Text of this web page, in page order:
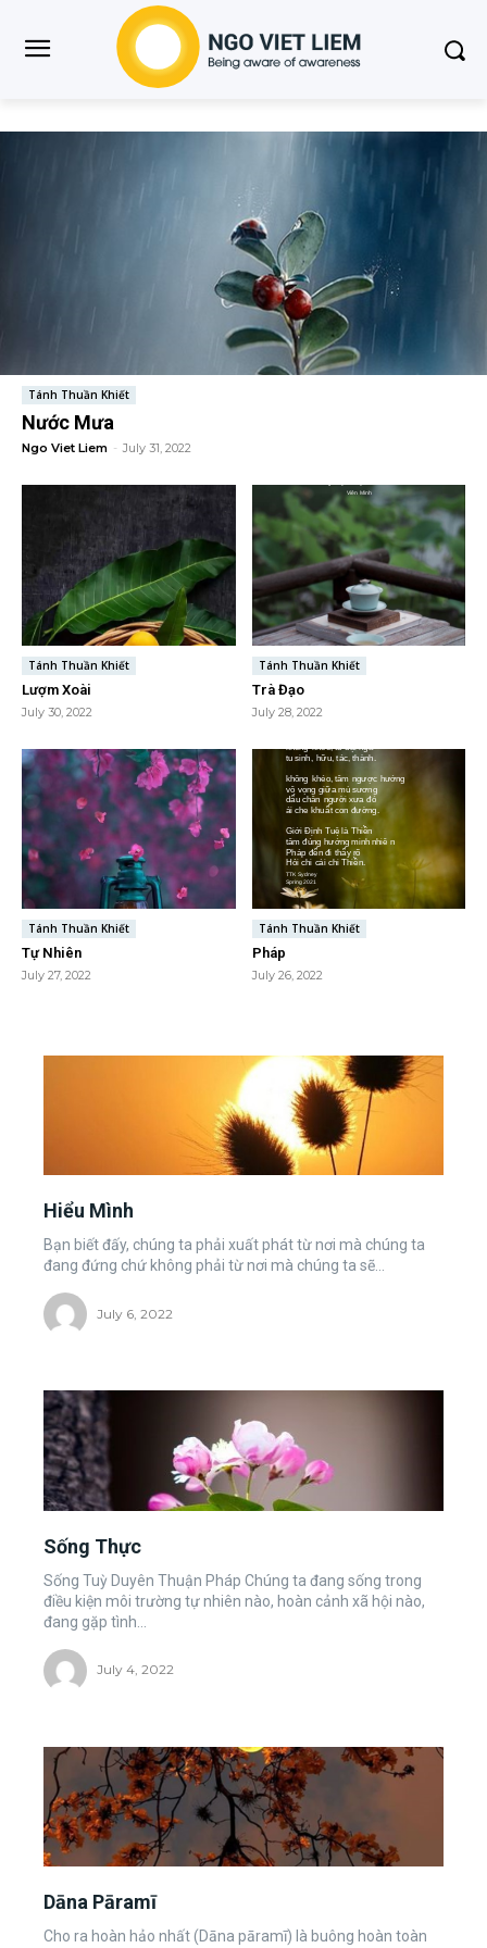
Tánh Thuần Khiết
Nước Mưa
Ngo Viet Liem - July 31, 2022
Tánh Thuần Khiết
Lượm Xoài
July 30, 2022
Tánh Thuần Khiết
Trà Đạo
July 28, 2022
Tánh Thuần Khiết
Tự Nhiên
July 27, 2022
Tánh Thuần Khiết
Pháp
July 26, 2022
Hiểu Mình
Bạn biết đấy, chúng ta phải xuất phát từ nơi mà chúng ta
đang đứng chứ không phải từ nơi mà chúng ta sẽ...
July 6, 2022
Sống Thực
Sống Tuỳ Duyên Thuận Pháp Chúng ta đang sống trong
điều kiện môi trường tự nhiên nào, hoàn cảnh xã hội nào,
đang gặp tình...
July 4, 2022
Dāna Pāramī
Cho ra hoàn hảo nhất (Dāna pāramī) là buông hoàn toàn